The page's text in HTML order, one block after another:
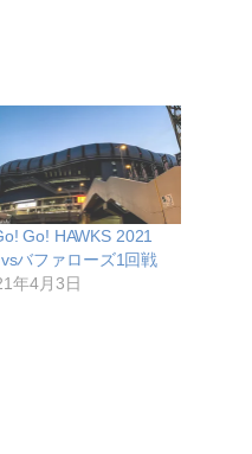
Go! HAWKS 2021
バファローズ1回戦
年4月3日